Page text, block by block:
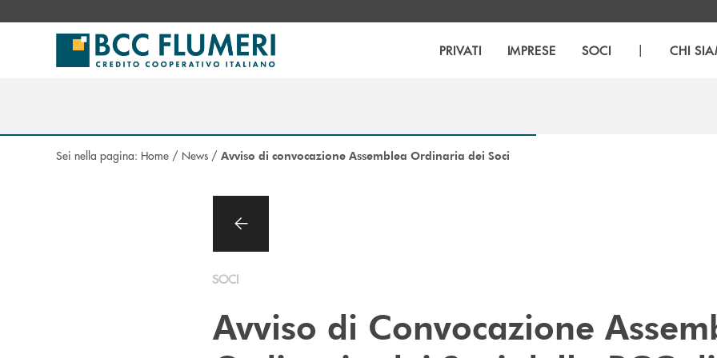
PRIVATI IMPRESE SOCI | CHI
Sei nella pagina: Home / News / Avviso di convocazione Assemblea Ordinaria dei Soci
SOCI
Avviso di Convocazione